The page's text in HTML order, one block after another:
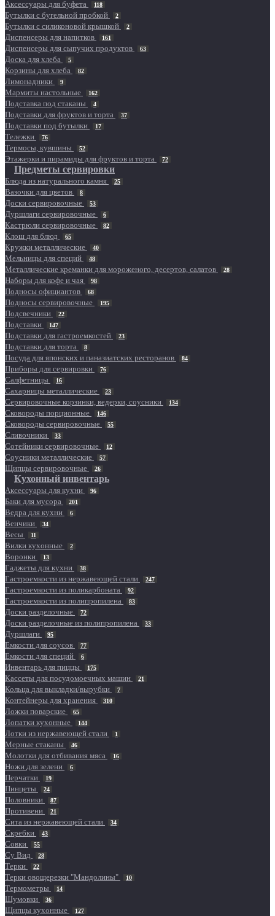
Аксессуары для буфета 118
Бутылки с бугельной пробкой 2
Бутылки с силиконовой крышкой 2
Диспенсеры для напитков 161
Диспенсеры для сыпучих продуктов 63
Доска для хлеба 5
Корзины для хлеба 82
Лимонадники 9
Мармиты настольные 162
Подставка под стаканы 4
Подставки для фруктов и торта 37
Подставки под бутылки 17
Тележки 76
Термосы, кувшины 52
Этажерки и пирамиды для фруктов и торта 72
Предметы сервировки
Блюда из натурального камня 25
Вазочки для цветов 8
Доски сервировочные 53
Дуршлаги сервировочные 6
Кастрюли сервировочные 82
Клош для блюд 65
Кружки металлические 40
Мельницы для специй 48
Металлические креманки для мороженого, десертов, салатов 28
Наборы для кофе и чая 98
Подносы официантов 68
Подносы сервировочные 195
Подсвечники 22
Подставки 147
Подставки для гастроемкостей 23
Подставки для торта 8
Посуда для японских и паназиатских ресторанов 84
Приборы для сервировки 76
Салфетницы 16
Сахарницы металлические 23
Сервировочные корзинки, ведерки, соусники 134
Сковороды порционные 146
Сковороды сервировочные 55
Сливочники 33
Сотейники сервировочные 12
Соусники металлические 57
Щипцы сервировочные 26
Кухонный инвентарь
Аксессуары для кухни 96
Баки для мусора 201
Ведра для кухни 6
Венчики 34
Весы 11
Вилки кухонные 2
Воронки 13
Гаджеты для кухни 38
Гастроемкости из нержавеющей стали 247
Гастроемкости из поликарбоната 92
Гастроемкости из полипропилена 83
Доски разделочные 72
Доски разделочные из полипропилена 33
Дуршлаги 95
Емкости для соусов 77
Емкости для специй 6
Инвентарь для пиццы 175
Кассеты для посудомоечных машин 21
Кольца для выкладки/вырубки 7
Контейнеры для хранения 310
Ложки поварские 65
Лопатки кухонные 144
Лотки из нержавеющей стали 1
Мерные стаканы 46
Молотки для отбивания мяса 16
Ножи для зелени 6
Перчатки 19
Пинцеты 24
Половники 87
Противени 21
Сита из нержавеющей стали 34
Скребки 43
Совки 55
Су Вид 28
Терки 22
Терки овощерезки "Мандолины" 10
Термометры 14
Шумовки 36
Щипцы кухонные 127